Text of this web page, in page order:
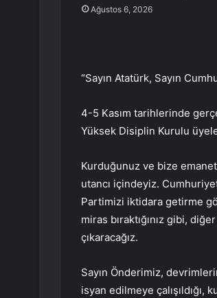
Ağustos 6, 2026
“Sayın Atatürk, Sayın
4-5 Kasım tarihlerinde
Yüksek Disiplin Kurulu
Kurduğunuz ve bize
utancı içindeyiz.
Partimizi iktidara getirme
miras bıraktığınız gibi,
çıkaracağız.
Sayın Önderimiz,
isyan edilmeye çalışıldığı,